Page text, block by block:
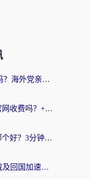
雷神手游和FlashBack好用吗？海外党亲测指南，避开破解版坑轻松访问国内资源
海外党解惑：归雁加速器官网收费吗？+3个回国加速问题的真实答案
海外党必看：云极和云极哪个好？3分钟选对回国加速器，无缝访问国内资源
海外党必看：电脑VPN下载及回国加速器选择指南——无缝访问国内资源不再难